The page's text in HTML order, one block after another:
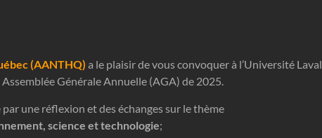
(AANTHQ) a le plaisir de vous convoquer à l’Université Laval
Assemblée Générale Annuelle (AGA) de 2025.
par une réflexion et des échanges sur le thème
science et technologie;